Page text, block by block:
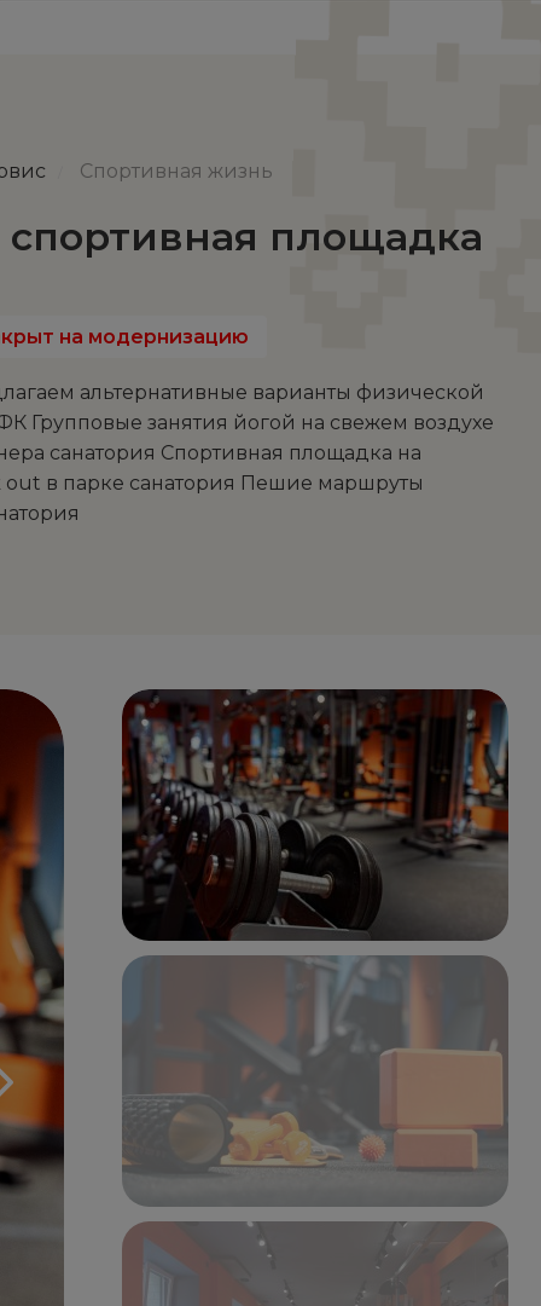
Спортивная жизнь
спортивная площадка
на модернизацию
альтернативные варианты физической
Групповые занятия йогой на свежем воздухе
санатория Спортивная площадка на
out в парке санатория Пешие маршруты